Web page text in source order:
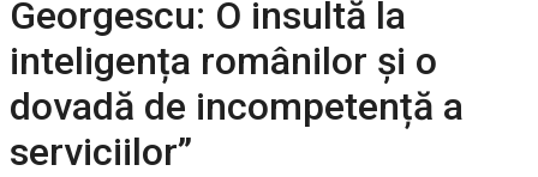
Georgescu: O insultă la
inteligența românilor și o
dovadă de incompetență a
serviciilor”